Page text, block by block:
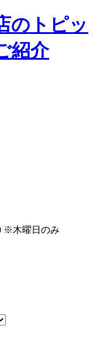
のトピッ
紹介
※木曜日のみ